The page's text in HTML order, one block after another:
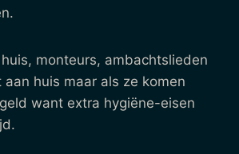
monteurs, ambachtslieden
huis maar als ze komen
want extra hygiëne-eisen